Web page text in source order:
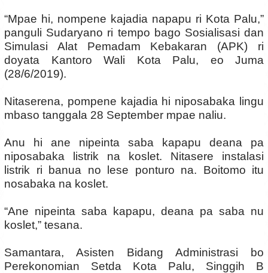
“Mpae hi, nompene kajadia napapu ri Kota Palu,”
panguli Sudaryano ri tempo bago Sosialisasi dan
Simulasi Alat Pemadam Kebakaran (APK) ri
doyata Kantoro Wali Kota Palu, eo Juma
(28/6/2019).
Nitaserena, pompene kajadia hi niposabaka lingu
mbaso tanggala 28 September mpae naliu.
Anu hi ane nipeinta saba kapapu deana pa
niposabaka listrik na koslet. Nitasere instalasi
listrik ri banua no lese ponturo na. Boitomo itu
nosabaka na koslet.
“Ane nipeinta saba kapapu, deana pa saba nu
koslet,” tesana.
Samantara, Asisten Bidang Administrasi bo
Perekonomian Setda Kota Palu, Singgih B